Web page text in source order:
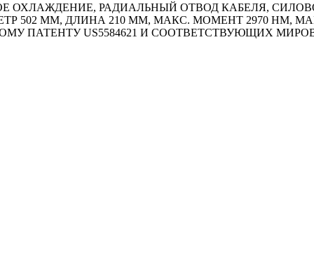
ОХЛАЖДЕНИЕ, РАДИАЛЬНЫЙ ОТВОД КАБЕЛЯ,
502 ММ, ДЛИНА 210 ММ, МАКС. МОМЕНТ 2970 HM,
ПАТЕНТУ US5584621 И СООТВЕТСТВУЮЩИХ